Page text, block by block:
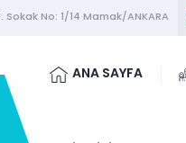
Sokak No: 1/14 Mamak/ANKARA
ANA SAYFA